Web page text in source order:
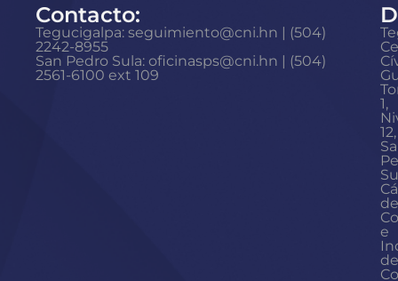
Contacto:
Tegucigalpa: seguimiento@cni.hn | (504)
2242-8955
San Pedro Sula: oficinasps@cni.hn | (504)
2561-6100 ext 109
1,
12,
de
e
de